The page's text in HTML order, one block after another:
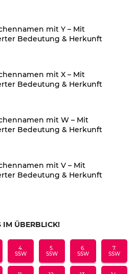
mit Y – Mit
Bedeutung & Herkunft
mit X – Mit
Bedeutung & Herkunft
mit W – Mit
Bedeutung & Herkunft
mit V – Mit
Bedeutung & Herkunft
IM ÜBERBLICK!
4.
SSW
5.
SSW
6.
SSW
7.
SSW